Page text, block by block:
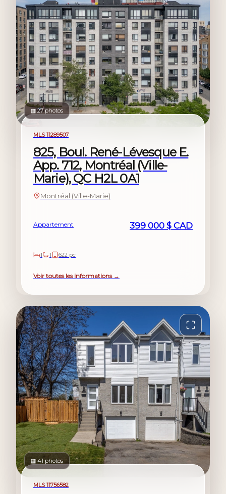
À vendre
▦ 27 photos
MLS 11289507
825, Boul. René-Lévesque E.
App. 712, Montréal (Ville-
Marie), QC H2L 0A1
Montréal (Ville-Marie)
Appartement 399 000 $ CAD
1 1 622 pc
Voir toutes les informations →
À vendre
▦ 41 photos
MLS 11756582